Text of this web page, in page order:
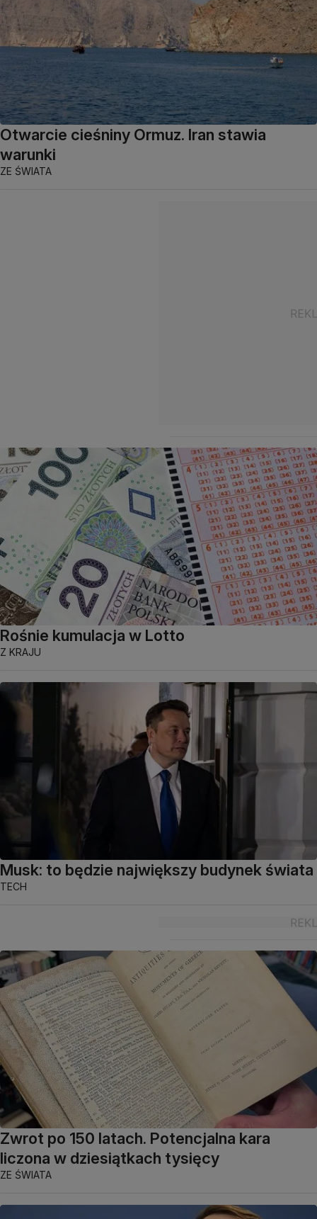
Otwarcie cieśniny Ormuz. Iran stawia
warunki
ZE ŚWIATA
Rośnie kumulacja w Lotto
Z KRAJU
Musk: to będzie największy budynek świata
TECH
Zwrot po 150 latach. Potencjalna kara
liczona w dziesiątkach tysięcy
ZE ŚWIATA